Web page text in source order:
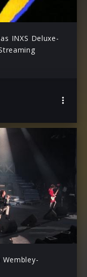
INXS Deluxe-
Wembley-